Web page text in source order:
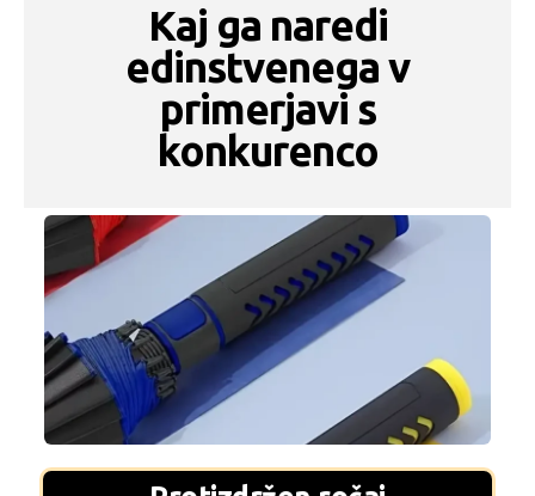
Kaj ga naredi
edinstvenega v
primerjavi s
konkurenco